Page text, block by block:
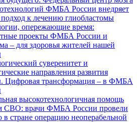
ФМБА России внедряет
к лечению глиобластомы
опережающие время:
проекты ФМБА России и
– для здоровья жителей нашей
суверенитет и
направления развития
Цифровая трансформация – в ФМБА
высокотехнологичная помощь
СВО: врачи ФМБА России провели
в стране операцию неоперабельной